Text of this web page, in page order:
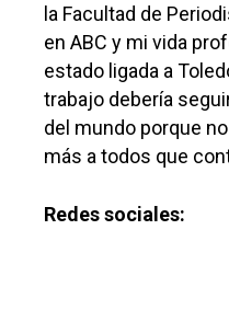
la Facultad de
en ABC y mi vida
estado ligada a
trabajo debería
del mundo porque
más a todos que
Redes sociales: